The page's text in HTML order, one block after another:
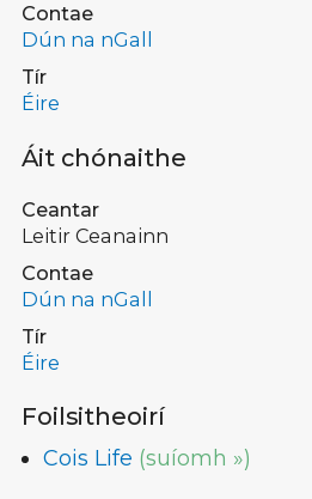
Contae
Dún na nGall
Tír
Éire
Áit chónaithe
Ceantar
Leitir Ceanainn
Contae
Dún na nGall
Tír
Éire
Foilsitheoirí
Cois Life (suíomh »)